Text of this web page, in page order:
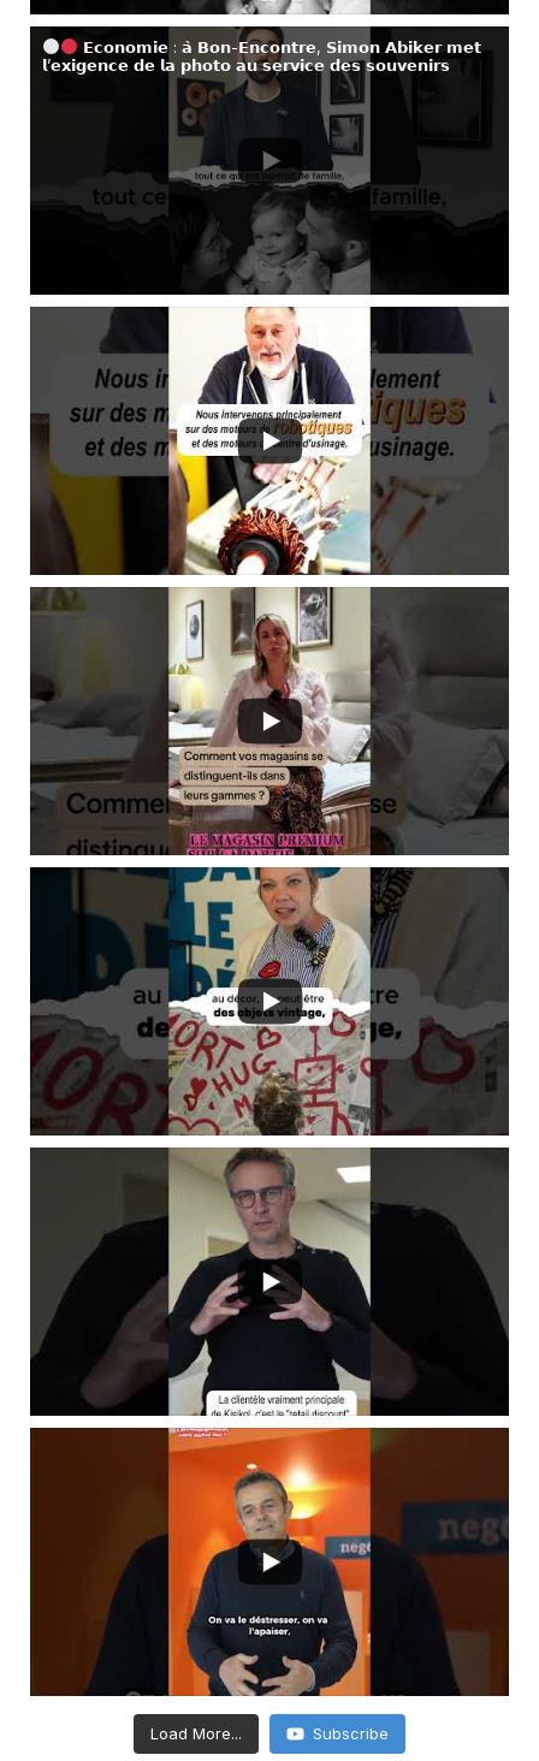
𝗘𝗰𝗼𝗻𝗼𝗺𝗶𝗲 : 𝗮̀ 𝗕𝗼𝗻-𝗘𝗻𝗰𝗼𝗻𝘁𝗿𝗲, 𝗦𝗶𝗺𝗼𝗻 𝗔𝗯𝗶𝗸𝗲𝗿 𝗺𝗲𝘁
𝗹’𝗲𝘅𝗶𝗴𝗲𝗻𝗰𝗲 𝗱𝗲 𝗹𝗮 𝗽𝗵𝗼𝘁𝗼 𝗮𝘂 𝘀𝗲𝗿𝘃𝗶𝗰𝗲 𝗱𝗲𝘀 𝘀𝗼𝘂𝘃𝗲𝗻𝗶𝗿𝘀
Load More... Subscribe